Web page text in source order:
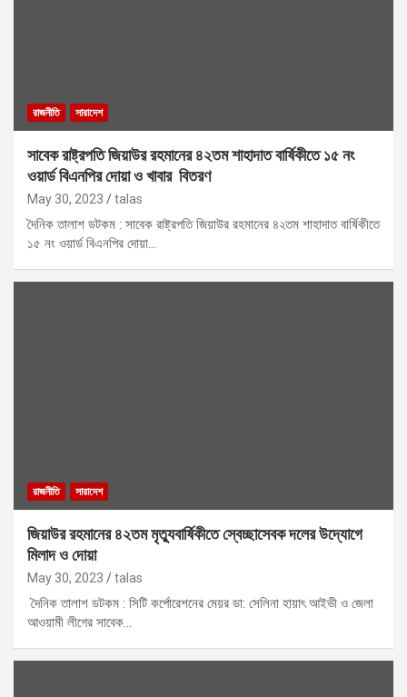
রাজনীতি সারাদেশ
সাবেক রাষ্ট্রপতি জিয়াউর রহমানের ৪২তম শাহাদাত বার্ষিকীতে ১৫ নং
ওয়ার্ড বিএনপির দোয়া ও খাবার বিতরণ
May 30, 2023 talas
দৈনিক তালাশ ডটকম : সাবেক রাষ্ট্রপতি জিয়াউর রহমানের ৪২তম শাহাদাত বার্ষিকীতে
১৫ নং ওয়ার্ড বিএনপির দোয়া…
রাজনীতি সারাদেশ
জিয়াউর রহমানের ৪২তম মৃত্যুবার্ষিকীতে স্বেচ্ছাসেবক দলের উদ্যোগে
মিলাদ ও দোয়া
May 30, 2023 talas
দৈনিক তালাশ ডটকম : সিটি কর্পোরেশনের মেয়র ডা: সেলিনা হায়াৎ আইভী ও জেলা
আওয়ামী লীগের সাবেক…